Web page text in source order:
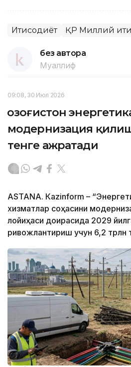
Иқтисодиёт ҚР Миллий
без автора
Муаллиф
09:08, 30 Июл 2026
Қозоғистон
модернизация
тенге ажратади
ASTANА. Кazinform –
хизматлар соҳасини
лойиҳаси доирасида 2029
ривожлантириш учун 6,2 трлн